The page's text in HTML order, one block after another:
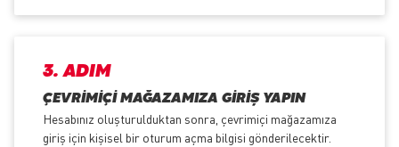
3. ADIM
ÇEVRIMIÇI MAĞAZAMIZA GIRIŞ YAPIN
Hesabınız oluşturulduktan sonra, çevrimiçi mağazamıza
giriş için kişisel bir oturum açma bilgisi gönderilecektir.